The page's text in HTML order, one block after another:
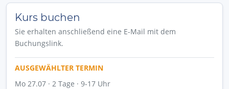
Kurs buchen
Sie erhalten anschließend eine E-Mail mit dem
Buchungslink.
AUSGEWÄHLTER TERMIN
Mo 27.07 · 2 Tage · 9-17 Uhr